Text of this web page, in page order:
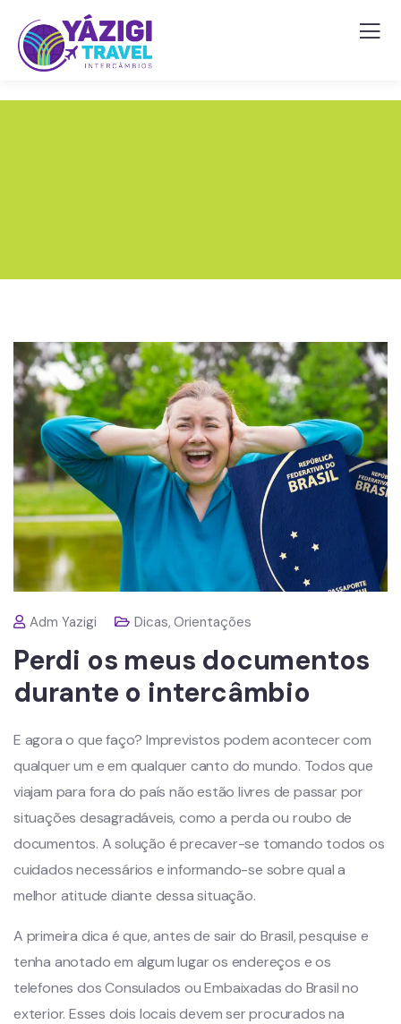
Adm Yazigi Dicas,Orientações
Perdi os meus documentos
durante o intercâmbio
E agora o que faço? Imprevistos podem acontecer com
qualquer um e em qualquer canto do mundo. Todos que
viajam para fora do país não estão livres de passar por
situações desagradáveis, como a perda ou roubo de
documentos. A solução é precaver-se tomando todos os
cuidados necessários e informando-se sobre qual a
melhor atitude diante dessa situação.
A primeira dica é que, antes de sair do Brasil, pesquise e
tenha anotado em algum lugar os endereços e os
telefones dos Consulados ou Embaixadas do Brasil no
exterior. Esses dois locais devem ser procurados na